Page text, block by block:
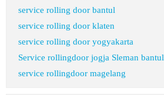
service rolling door bantul
service rolling door klaten
service rolling door yogyakarta
Service rollingdoor jogja Sleman bantul
service rollingdoor magelang